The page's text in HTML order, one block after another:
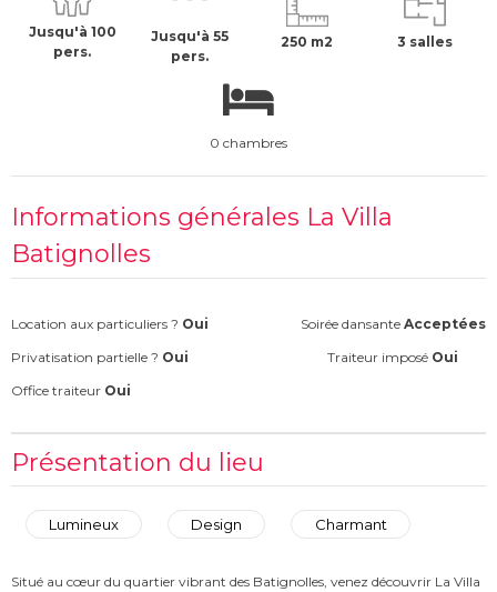
Jusqu'à 100
pers.
Jusqu'à 55
pers.
250 m2 3 salles
0 chambres
Informations générales La Villa
Batignolles
Location aux particuliers ? Oui Soirée dansante Acceptées
Privatisation partielle ? Oui Traiteur imposé Oui
Office traiteur Oui
Présentation du lieu
Lumineux Design Charmant
Situé au cœur du quartier vibrant des Batignolles, venez découvrir La Villa